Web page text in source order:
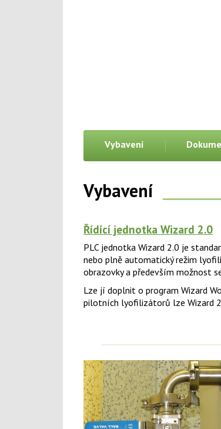
Vybavení
Vybavení
Řídící jednotka Wizard 2.0
PLC jednotka Wizard 2.0 je
nebo plně automatický režim
obrazovky a především možnost
Lze jí doplnit o program Wizard
pilotních lyofilizátorů lze Wizard